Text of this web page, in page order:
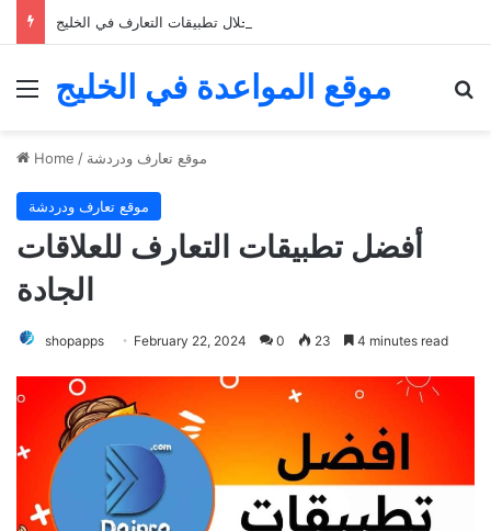
Menu
موقع المواعدة في الخليج
Home / موقع تعارف ودردشة
موقع تعارف ودردشة
أفضل تطبيقات التعارف للعلاقات
الجادة
shopapps February 22, 2024 0 23 4 minutes read